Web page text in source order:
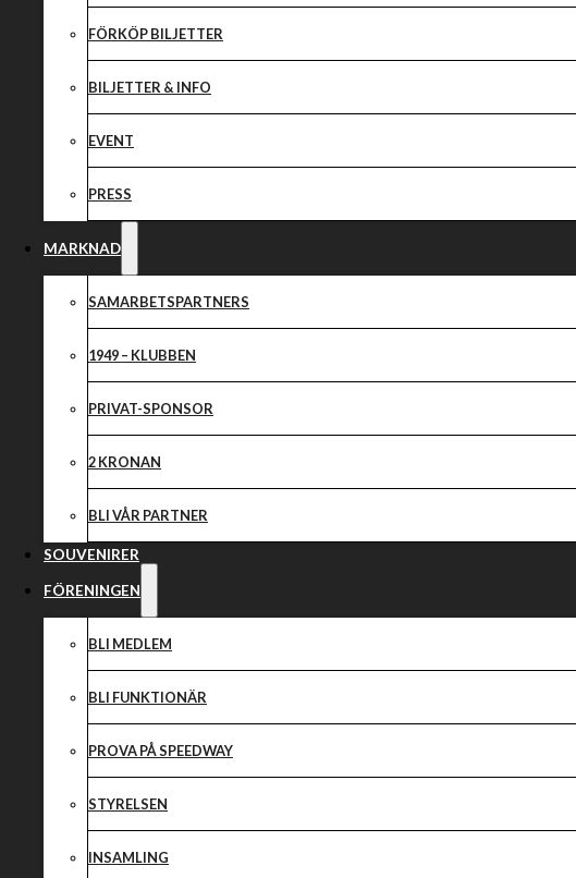
FÖRKÖP BILJETTER
BILJETTER & INFO
EVENT
PRESS
MARKNAD
SAMARBETSPARTNERS
1949 – KLUBBEN
PRIVAT-SPONSOR
2 KRONAN
BLI VÅR PARTNER
SOUVENIRER
FÖRENINGEN
BLI MEDLEM
BLI FUNKTIONÄR
PROVA PÅ SPEEDWAY
STYRELSEN
INSAMLING
FOLKRACE &